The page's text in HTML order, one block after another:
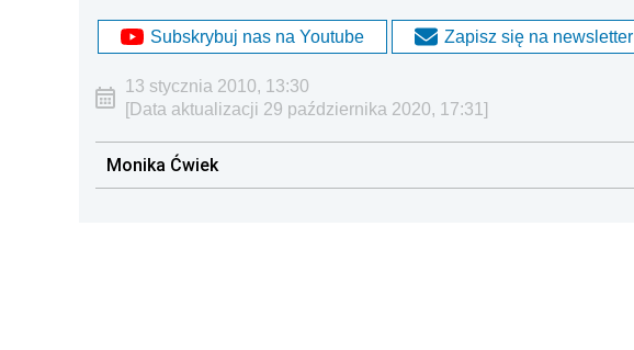
Subskrybuj nas na Youtube Zapisz się na newsletter
13 stycznia 2010, 13:30
[Data aktualizacji 29 października 2020, 17:31]
Monika Ćwiek